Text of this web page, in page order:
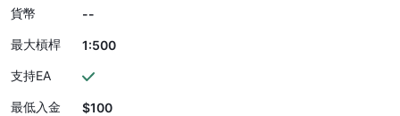
貨幣
--
最大槓桿
1:500
支持EA
最低入金
$100